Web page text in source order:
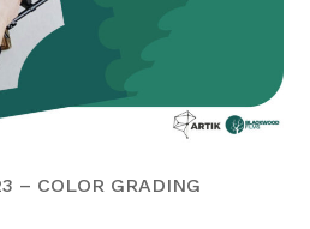
– COLOR GRADING